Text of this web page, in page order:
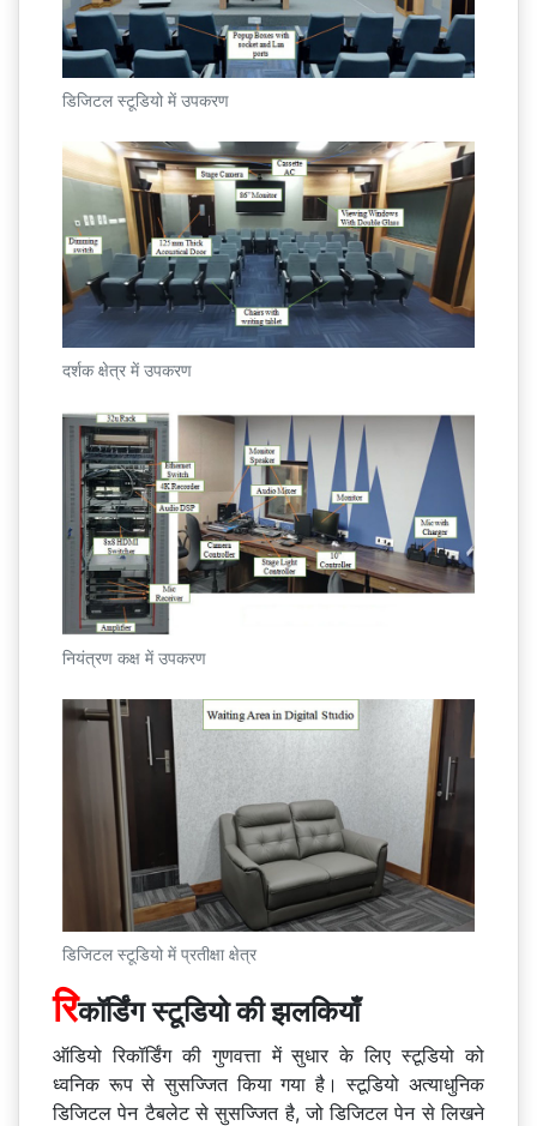
डिजिटल स्टूडियो में उपकरण
दर्शक क्षेत्र में उपकरण
नियंत्रण कक्ष में उपकरण
डिजिटल स्टूडियो में प्रतीक्षा क्षेत्र
रिकॉर्डिंग स्टूडियो की झलकियाँ
ऑडियो रिकॉर्डिंग की गुणवत्ता में सुधार के लिए स्टूडियो को
ध्वनिक रूप से सुसज्जित किया गया है। स्टूडियो अत्याधुनिक
डिजिटल पेन टैबलेट से सुसज्जित है, जो डिजिटल पेन से लिखने